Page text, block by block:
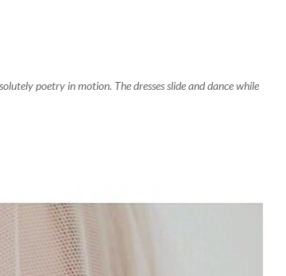
poetry in motion. The dresses slide and dance while